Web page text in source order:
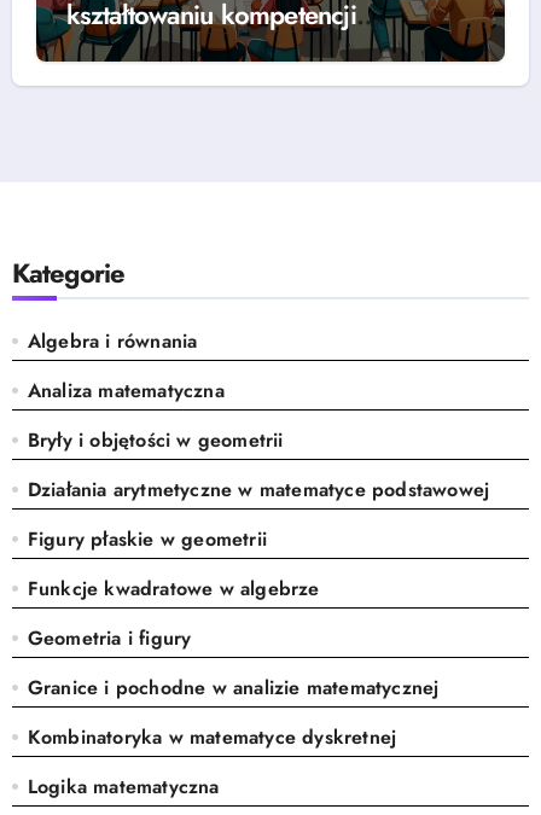
kształtowaniu kompetencji
matematycznych w edukacji szkolnej
Kategorie
Algebra i równania
Analiza matematyczna
Bryły i objętości w geometrii
Działania arytmetyczne w matematyce podstawowej
Figury płaskie w geometrii
Funkcje kwadratowe w algebrze
Geometria i figury
Granice i pochodne w analizie matematycznej
Kombinatoryka w matematyce dyskretnej
Logika matematyczna